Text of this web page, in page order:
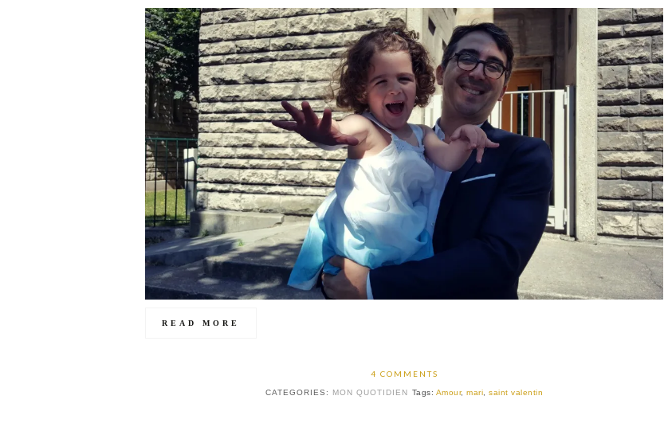
READ MORE
4 COMMENTS
CATEGORIES: MON QUOTIDIEN Tags: Amour,mari ,saint valentin